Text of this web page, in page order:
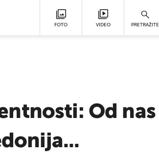
FOTO VIDEO PRETRAŽITE
Od nas